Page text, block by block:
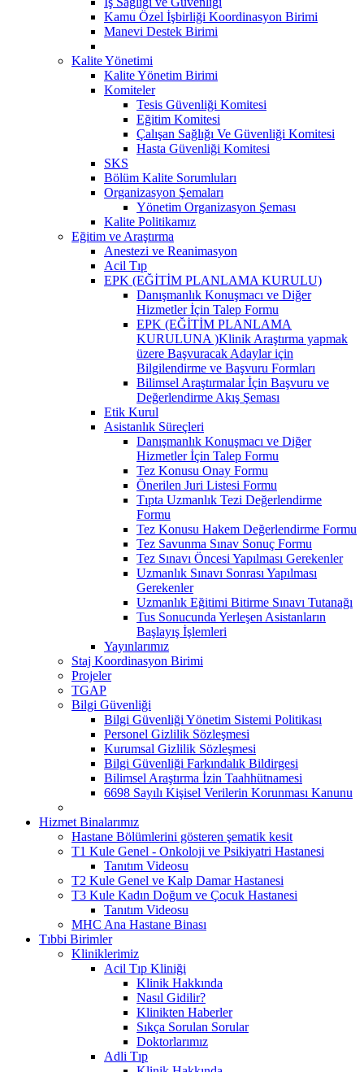
Kamu Özel İşbirliği Koordinasyon Birimi
Manevi Destek Birimi
Kalite Yönetimi
Kalite Yönetim Birimi
Komiteler
Tesis Güvenliği Komitesi
Eğitim Komitesi
Çalışan Sağlığı Ve Güvenliği Komitesi
Hasta Güvenliği Komitesi
SKS
Bölüm Kalite Sorumluları
Organizasyon Şemaları
Yönetim Organizasyon Şeması
Kalite Politikamız
Eğitim ve Araştırma
Anestezi ve Reanimasyon
Acil Tıp
EPK (EĞİTİM PLANLAMA KURULU)
Danışmanlık Konuşmacı ve Diğer
Hizmetler İçin Talep Formu
EPK (EĞİTİM PLANLAMA
KURULUNA )Klinik Araştırma yapmak
üzere Başvuracak Adaylar için
Bilgilendirme ve Başvuru Formları
Bilimsel Araştırmalar İçin Başvuru ve
Değerlendirme Akış Şeması
Etik Kurul
Asistanlık Süreçleri
Danışmanlık Konuşmacı ve Diğer
Hizmetler İçin Talep Formu
Tez Konusu Onay Formu
Önerilen Juri Listesi Formu
Tıpta Uzmanlık Tezi Değerlendirme
Formu
Tez Konusu Hakem Değerlendirme Formu
Tez Savunma Sınav Sonuç Formu
Tez Sınavı Öncesi Yapılması Gerekenler
Uzmanlık Sınavı Sonrası Yapılması
Gerekenler
Uzmanlık Eğitimi Bitirme Sınavı Tutanağı
Tus Sonucunda Yerleşen Asistanların
Başlayış İşlemleri
Yayınlarımız
Staj Koordinasyon Birimi
Projeler
TGAP
Bilgi Güvenliği
Bilgi Güvenliği Yönetim Sistemi Politikası
Personel Gizlilik Sözleşmesi
Kurumsal Gizlilik Sözleşmesi
Bilgi Güvenliği Farkındalık Bildirgesi
Bilimsel Araştırma İzin Taahhütnamesi
6698 Sayılı Kişisel Verilerin Korunması Kanunu
Hizmet Binalarımız
Hastane Bölümlerini gösteren şematik kesit
T1 Kule Genel - Onkoloji ve Psikiyatri Hastanesi
Tanıtım Videosu
T2 Kule Genel ve Kalp Damar Hastanesi
T3 Kule Kadın Doğum ve Çocuk Hastanesi
Tanıtım Videosu
MHC Ana Hastane Binası
Tıbbi Birimler
Kliniklerimiz
Acil Tıp Kliniği
Klinik Hakkında
Nasıl Gidilir?
Klinikten Haberler
Sıkça Sorulan Sorular
Doktorlarımız
Adli Tıp